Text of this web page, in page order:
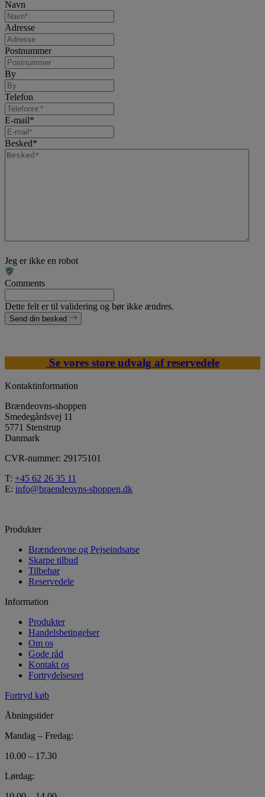
Navn
Adresse
Postnummer
By
Telefon
E-mail*
Besked*
Jeg er ikke en robot
Comments
Dette felt er til validering og bør ikke ændres.
Send din besked
Se vores store udvalg af reservedele
Kontaktinformation
Brændeovns-shoppen
Smedegårdsvej 11
5771 Stenstrup
Danmark
CVR-nummer: 29175101
T: +45 62 26 35 11
E: info@braendeovns-shoppen.dk
Produkter
Brændeovne og Pejseindsatse
Skarpe tilbud
Tilbehør
Reservedele
Information
Produkter
Handelsbetingelser
Om os
Gode råd
Kontakt os
Fortrydelsesret
Fortryd køb
Åbningstider
Mandag – Fredag:
10.00 – 17.30
Lørdag: